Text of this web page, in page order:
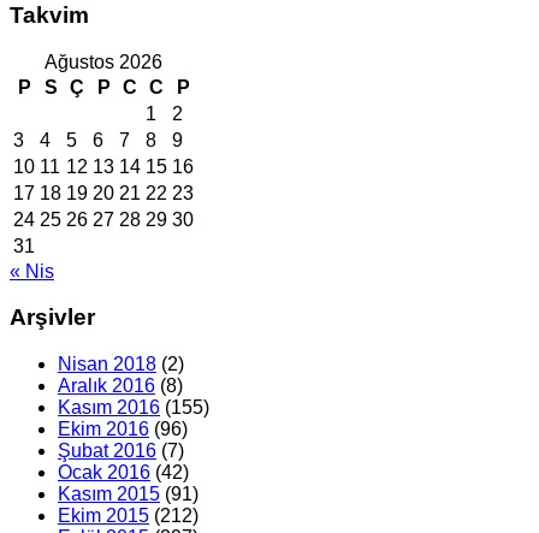
Takvim
Ağustos 2026
P
S Ç P C C
P
1
2
3
4 5 6 7 8
9
10 11 12 13 14 15 16
17 18 19 20 21 22 23
24 25 26 27 28 29 30
31
« Nis
Arşivler
Nisan 2018 (2)
Aralık 2016 (8)
Kasım 2016 (155)
Ekim 2016 (96)
Şubat 2016 (7)
Ocak 2016 (42)
Kasım 2015 (91)
Ekim 2015 (212)